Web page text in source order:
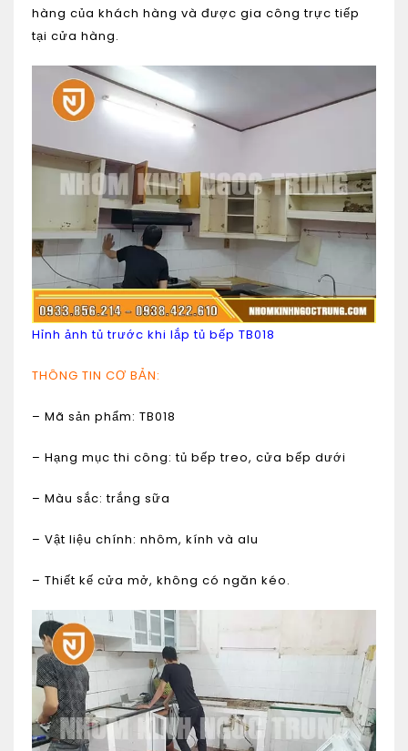
hàng của khách hàng và được gia công trực tiếp
tại cửa hàng.
Hỉnh ảnh tủ trước khi lắp tủ bếp TB018
THÔNG TIN CƠ BẢN:
– Mã sản phẩm: TB018
– Hạng mục thi công: tủ bếp treo, cửa bếp dưới
– Màu sắc: trắng sữa
– Vật liệu chính: nhôm, kính và alu
– Thiết kế cửa mở, không có ngăn kéo.